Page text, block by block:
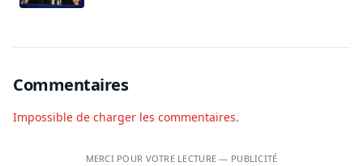
Commentaires
Impossible de charger les commentaires.
MERCI POUR VOTRE LECTURE — PUBLICITÉ